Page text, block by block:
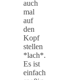
auch
mal
auf
den
Kopf
stellen
*lach*.
Es ist
einfach